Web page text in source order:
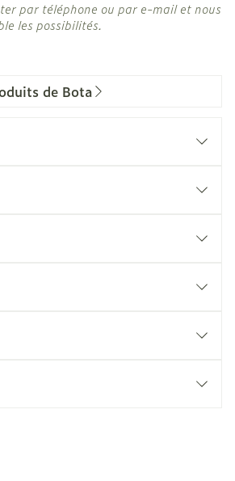
par téléphone ou par e-mail et nous
les possibilités.
de Bota